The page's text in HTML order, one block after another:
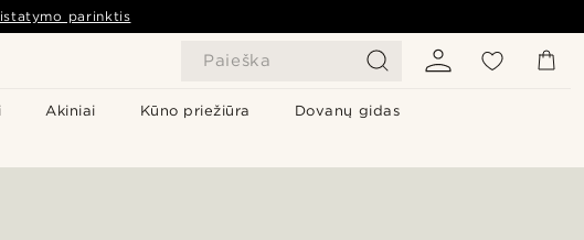
Paieška
Akiniai Kūno priežiūra Dovanų gidas
parinktis